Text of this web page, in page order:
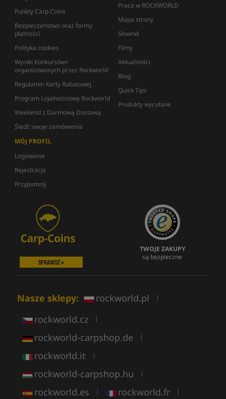
Punkty Carp Coins
Bezpieczeństwo oraz formy
płatności
Polityka cookies
Wyniki Konkursów+
organizowanych przez Rockworld
Regulamin Karty Rabatowej
Program Lojalnościowy Rockworld
Weekend z Darmową Dostawą
Śledź swoje zamówienia
Praca w ROCKWORLD
Mapa strony
Słownik
Filmy
Aktualności
Blog
Quick Tips
Produkty wycofane
MÓJ PROFIL
Logowanie
Rejestracja
Przypomnij
SPRAWDŹ »
TWOJE ZAKUPY
są bezpieczne
Nasze sklepy: rockworld.pl |
rockworld.cz |
rockworld-carpshop.de |
rockworld.it |
rockworld-carpshop.hu |
rockworld.es | rockworld.fr |